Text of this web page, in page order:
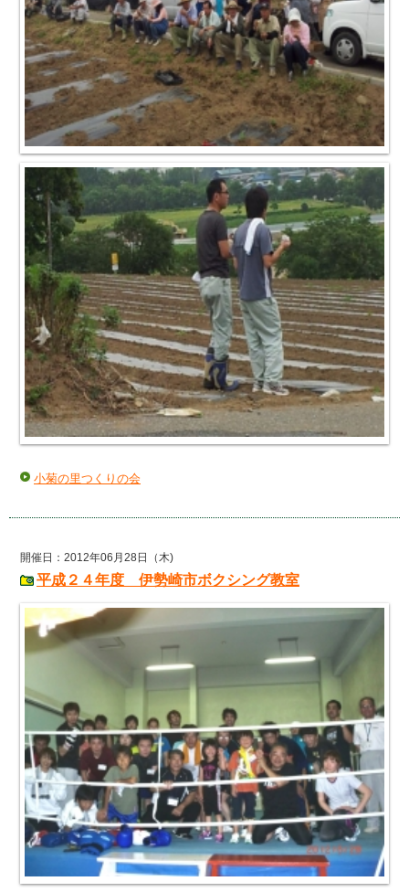
小菊の里つくりの会
開催日：2012年06月28日（木)
平成２４年度 伊勢崎市ボクシング教室